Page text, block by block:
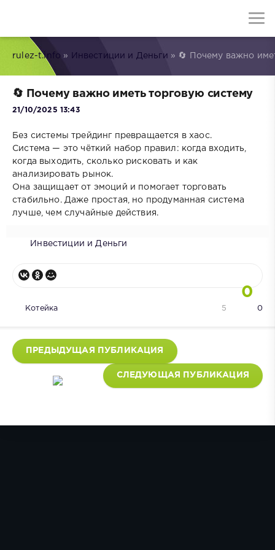
rulez-t.info » Инвестиции и Деньги » 🔄 Почему важно
🔄 Почему важно иметь торговую систему
21/10/2025 13:43
Без системы трейдинг превращается в хаос.
Система — это чёткий набор правил: когда входить,
когда выходить, сколько рисковать и как
анализировать рынок.
Она защищает от эмоций и помогает торговать
стабильно. Даже простая, но продуманная система
лучше, чем случайные действия.
Инвестиции и Деньги
0
Котейка 0
5
ПРЕДЫДУЩАЯ ПУБЛИКАЦИЯ
СЛЕДУЮЩАЯ ПУБЛИКАЦИЯ